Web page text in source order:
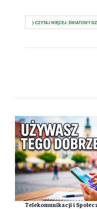
CZYTAJ WIĘCEJ: ŚWIATOWY
Telekomunikacji i